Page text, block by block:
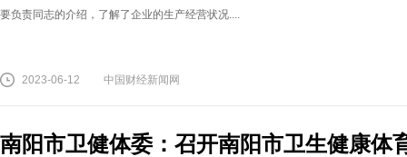
要负责同志的介绍，了解了企业的生产经营状况....
2023-06-12 中国财经新闻网
南阳市卫健体委：召开南阳市卫生健康体